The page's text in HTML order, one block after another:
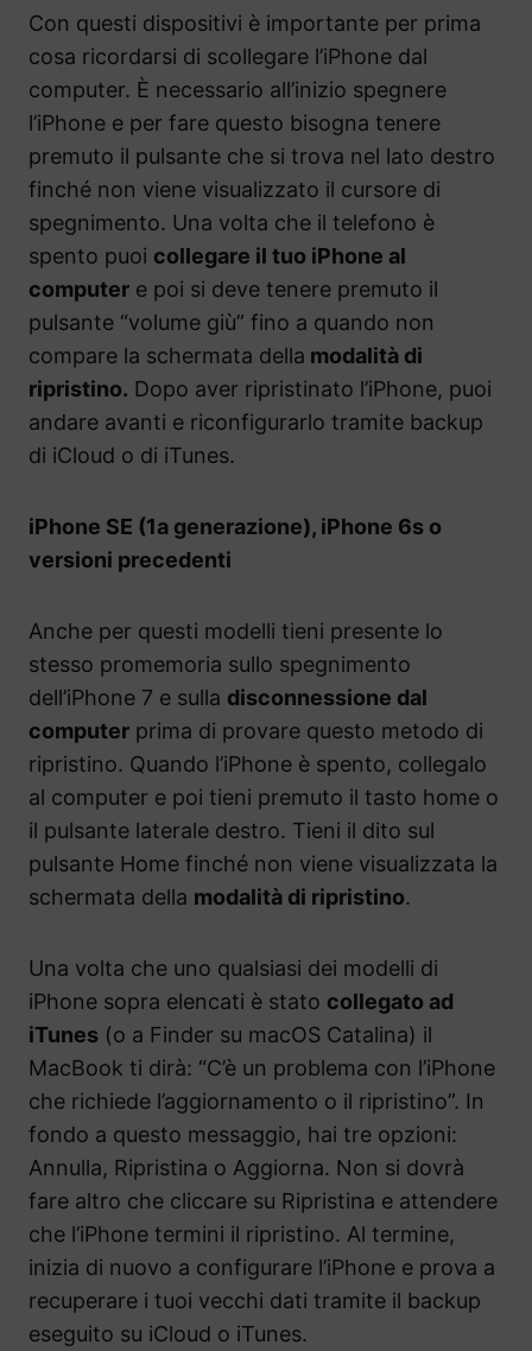
Con questi dispositivi è importante per prima
cosa ricordarsi di scollegare l’iPhone dal
computer. È necessario all’inizio spegnere
l’iPhone e per fare questo bisogna tenere
premuto il pulsante che si trova nel lato destro
finché non viene visualizzato il cursore di
spegnimento. Una volta che il telefono è
spento puoi collegare il tuo iPhone al
computer e poi si deve tenere premuto il
pulsante “volume giù” fino a quando non
compare la schermata della modalità di
ripristino. Dopo aver ripristinato l’iPhone, puoi
andare avanti e riconfigurarlo tramite backup
di iCloud o di iTunes.
iPhone SE (1a generazione), iPhone 6s o
versioni precedenti
Anche per questi modelli tieni presente lo
stesso promemoria sullo spegnimento
dell’iPhone 7 e sulla disconnessione dal
computer prima di provare questo metodo di
ripristino. Quando l’iPhone è spento, collegalo
al computer e poi tieni premuto il tasto home o
il pulsante laterale destro. Tieni il dito sul
pulsante Home finché non viene visualizzata la
schermata della modalità di ripristino.
Una volta che uno qualsiasi dei modelli di
iPhone sopra elencati è stato collegato ad
iTunes (o a Finder su macOS Catalina) il
MacBook ti dirà: “C’è un problema con l’iPhone
che richiede l’aggiornamento o il ripristino”. In
fondo a questo messaggio, hai tre opzioni:
Annulla, Ripristina o Aggiorna. Non si dovrà
fare altro che cliccare su Ripristina e attendere
che l’iPhone termini il ripristino. Al termine,
inizia di nuovo a configurare l’iPhone e prova a
recuperare i tuoi vecchi dati tramite il backup
eseguito su iCloud o iTunes.